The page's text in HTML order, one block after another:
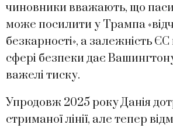
чиновники вважають, що
може посилити у Трампа
безкарності», а залежність
сфері безпеки дає
важелі тиску.
Упродовж 2025 року Данія
стриманої лінії, але тепер